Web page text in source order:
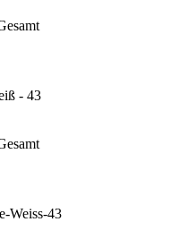
- 43
Weiss-43